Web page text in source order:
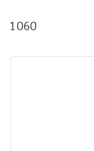
1 060